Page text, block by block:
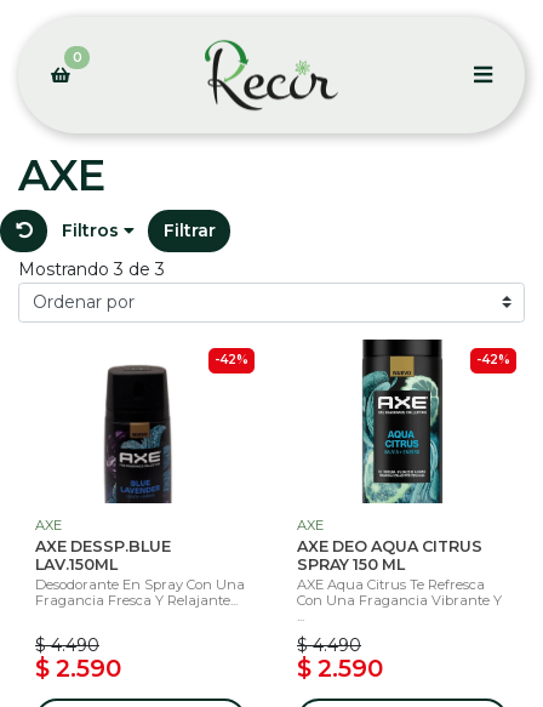
0
AXE
Filtros
Filtrar
Mostrando 3 de 3
-42%
AXE
AXE DESSP.BLUE
LAV.150ML
Desodorante En Spray Con Una
Fragancia Fresca Y Relajante...
$ 4.490
$ 2.590
-42%
AXE
AXE DEO AQUA CITRUS
SPRAY 150 ML
AXE Aqua Citrus Te Refresca
Con Una Fragancia Vibrante Y
...
$ 4.490
$ 2.590